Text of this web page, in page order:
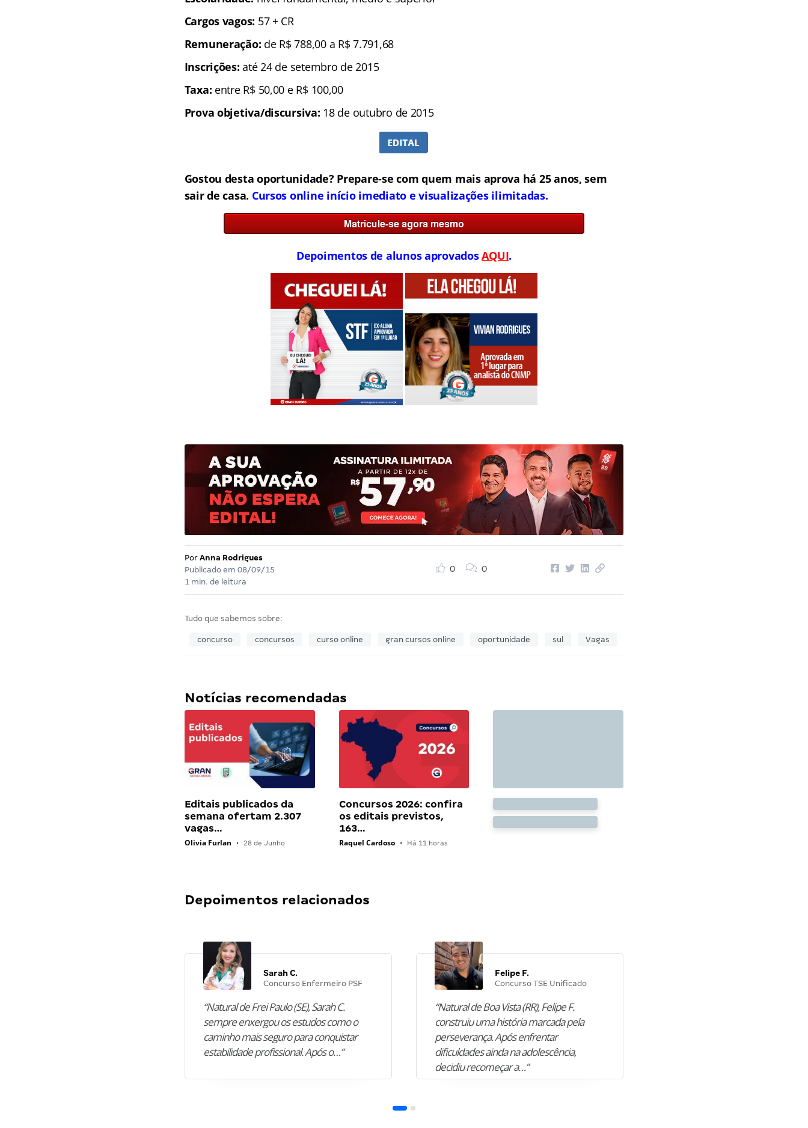
Cargos vagos: 57 + CR
Remuneração: de R$ 788,00 a R$ 7.791,68
Inscrições: até 24 de setembro de 2015
Taxa: entre R$ 50,00 e R$ 100,00
Prova objetiva/discursiva: 18 de outubro de 2015
Gostou desta oportunidade? Prepare-se com quem mais aprova há 25 anos, sem
sair de casa. Cursos online início imediato e visualizações ilimitadas.
Depoimentos de alunos aprovadosAQUI.
Por Anna Rodrigues
Publicado em 08/09/15
1 min. de leitura
0 0
Tudo que sabemos sobre:
concurso concursos curso online gran cursos online oportunidade sul Vagas
Notícias recomendadas
Editais publicados da
semana ofertam 2.307
vagas…
Olivia Furlan • 28 de Junho
Concursos 2026: confira
os editais previstos,
163…
Raquel Cardoso • Há 11 horas
Depoimentos relacionados
Sarah C.
Concurso Enfermeiro PSF
“Natural de Frei Paulo (SE), Sarah C.
sempre enxergou os estudos como o
caminho mais seguro para conquistar
estabilidade profissional. Após o…”
Felipe F.
Concurso TSE Unificado
“Natural de Boa Vista (RR), Felipe F.
construiu uma história marcada pela
perseverança. Após enfrentar
dificuldades ainda na adolescência,
decidiu recomeçar a…”